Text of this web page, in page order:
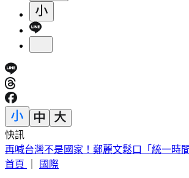
快訊
再喊台灣不是國家！鄭麗文鬆口「統一時
首頁
國際